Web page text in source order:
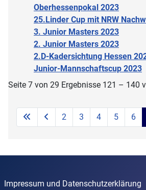
Oberhessenpokal 2023
25.Linder Cup mit NRW
3. Junior Masters 2023
2. Junior Masters 2023
2.D-Kadersichtung Hessen
Junior-Mannschaftscup 2023
Seite 7 von 29 Ergebnisse 121 – 140
2 3 4 5 6
Impressum und Datenschutzerklärung